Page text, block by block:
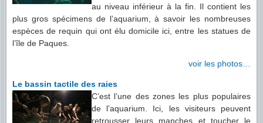
au niveau inférieur à la fin. Il contient les
plus gros spécimens de l’aquarium, à savoir les nombreuses
espèces de requin qui ont élu domicile ici, entre les statues de
l’île de Paques.
voir les photos…
Le bassin tactile des raies
C’est l’une des zones les plus populaires
de l’aquarium. Ici, les visiteurs peuvent
retrousser leurs manches et toucher le